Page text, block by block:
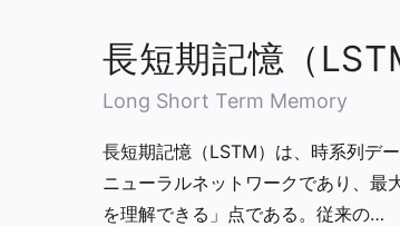
長短期記憶（
Long Short Term Memory
長短期記憶（LSTM）は、時系列デ
ニューラルネットワークであり、最
を理解できる」点である。従来の…